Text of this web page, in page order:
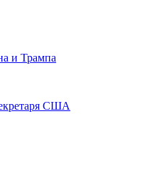
и Трампа
США